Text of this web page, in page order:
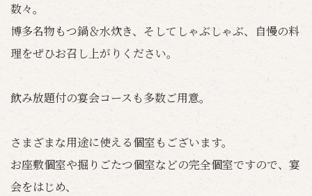
数々。
博多名物もつ鍋＆水炊き、そしてしゃぶしゃぶ、自慢の料
理をぜひお召し上がりください。
飲み放題付の宴会コースも多数ご用意。
さまざまな用途に使える個室もございます。
お座敷個室や掘りごたつ個室などの完全個室ですので、宴
会をはじめ、